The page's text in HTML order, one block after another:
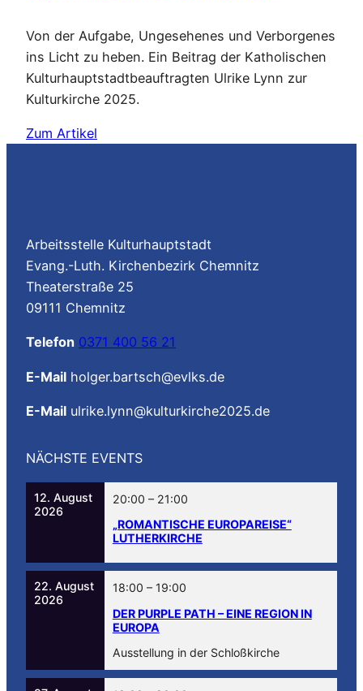
Von der Aufgabe, Ungesehenes und Verborgenes
ins Licht zu heben. Ein Beitrag der Katholischen
Kulturhauptstadtbeauftragten Ulrike Lynn zur
Kulturkirche 2025.
Zum Artikel
Arbeitsstelle Kulturhauptstadt
Evang.-Luth. Kirchenbezirk Chemnitz
Theaterstraße 25
09111 Chemnitz
Telefon 0371 400 56 21
E-Mail holger.bartsch@evlks.de
E-Mail ulrike.lynn@kulturkirche2025.de
NÄCHSTE EVENTS
12. August
2026
20:00 –21:00
„ROMANTISCHE EUROPAREISE“
LUTHERKIRCHE
22. August
2026
18:00 –19:00
DER PURPLE PATH – EINE REGION IN
EUROPA
Ausstellung in der Schloßkirche